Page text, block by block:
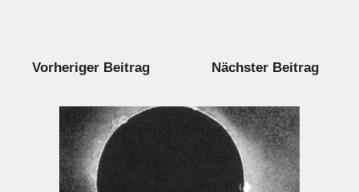
Vorheriger Beitrag Nächster Beitrag